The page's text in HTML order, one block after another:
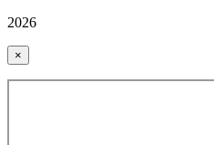
2026
×